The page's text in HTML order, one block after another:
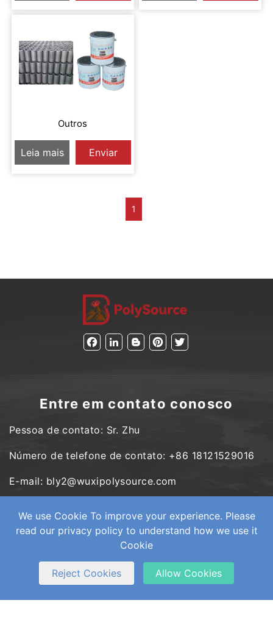
We use Cookie To improve your experience. Please
read our privacy policy to understand how we use it
Cookie
Reject Cookies Allow Cookies
Inquérito
Inquérito
Outros
Leia mais
Enviar
Inquérito
1
Facebook
LinkedInBloggerPinterestTwitter
Entre em contato conosco
Pessoa de contato: Sr. Zhu
Número de telefone de contato: +86 18121529016
E-mail: bly2@wuxipolysource.com
distrito de Xishan, cidade de Wuxi
Copyright © Wuxi PolySource Geological Equipment Co., Ltd.